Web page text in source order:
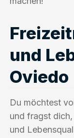
und
Oviedo
Du möchtest
und fragst
und